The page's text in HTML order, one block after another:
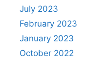
July 2023
February 2023
January 2023
October 2022